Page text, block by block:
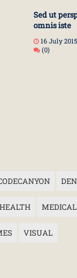
Sed ut
omnis iste
16 July 2015
(0)
HEALTH
VISUAL